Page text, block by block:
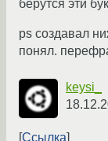
берутся эти
ps создавал
понял.
keysi_
Ссылка